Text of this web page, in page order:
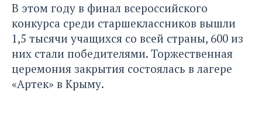
В этом году в финал всероссийского
конкурса среди старшеклассников вышли
1,5 тысячи учащихся со всей страны, 600 из
них стали победителями. Торжественная
церемония закрытия состоялась в лагере
«Артек» в Крыму.